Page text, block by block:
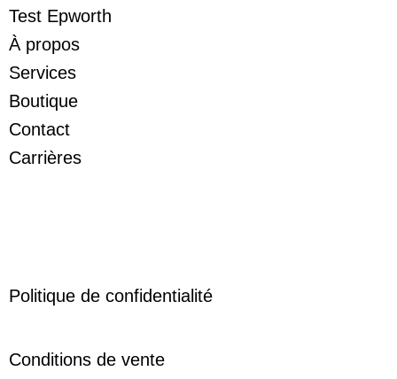
Test Epworth
À propos
Services
Boutique
Contact
Carrières
Politique de confidentialité
Conditions de vente